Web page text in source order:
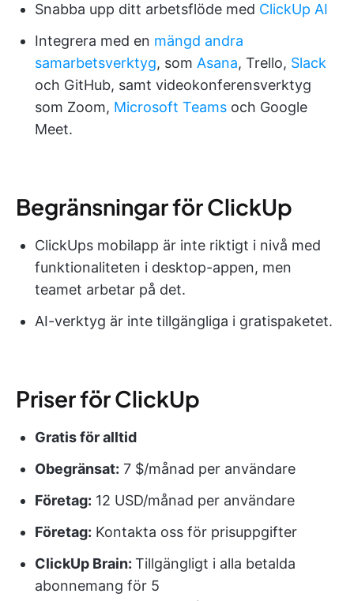
Snabba upp ditt arbetsflöde med ClickUp AI
Integrera med en mängd andra
samarbetsverktyg, som Asana, Trello, Slack
och GitHub, samt videokonferensverktyg
som Zoom, Microsoft Teams och Google
Meet.
Begränsningar för ClickUp
ClickUps mobilapp är inte riktigt i nivå med
funktionaliteten i desktop-appen, men
teamet arbetar på det.
AI-verktyg är inte tillgängliga i gratispaketet.
Priser för ClickUp
Gratisför alltid
Obegränsat: 7 $/månad per användare
Företag: 12 USD/månad per användare
Företag: Kontakta oss för prisuppgifter
ClickUp Brain: Tillgängligt i alla betalda
abonnemang för 5